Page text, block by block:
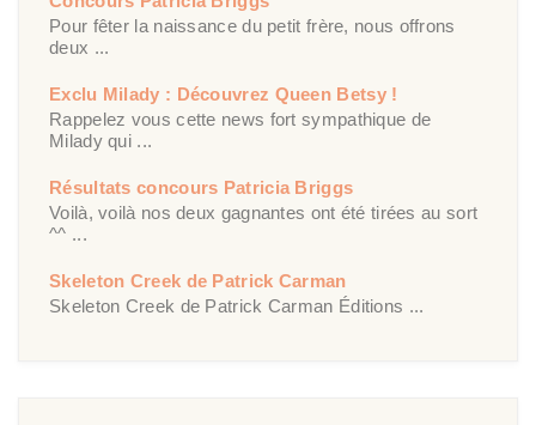
Pour fêter la naissance du petit frère, nous offrons
deux ...
Exclu Milady : Découvrez Queen Betsy !
Rappelez vous cette news fort sympathique de
Milady qui ...
Résultats concours Patricia Briggs
Voilà, voilà nos deux gagnantes ont été tirées au sort
^^ ...
Skeleton Creek de Patrick Carman
Skeleton Creek de Patrick Carman Éditions ...